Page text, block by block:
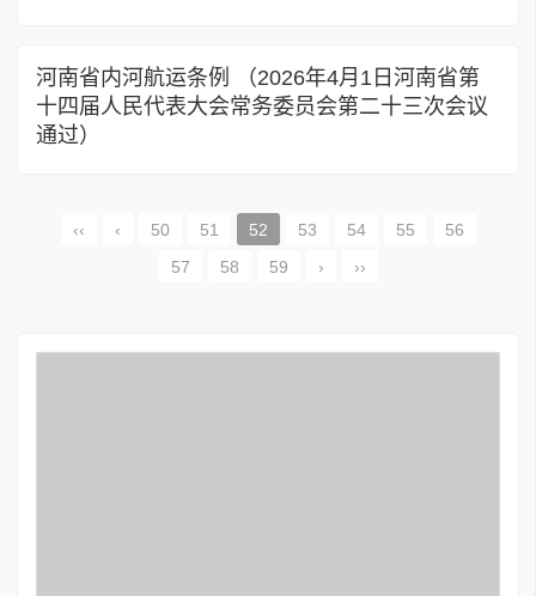
河南省内河航运条例 （2026年4月1日河南省第
十四届人民代表大会常务委员会第二十三次会议
通过）
‹‹ ‹ 50 51 52 53 54 55
56
57
58 59 › ››